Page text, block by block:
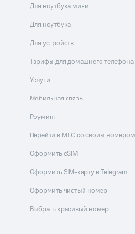
Для ноутбука мини
Для ноутбука
Для устройств
Тарифы для домашнего телефона
Услуги
Мобильная связь
Роуминг
Перейти в МТС со своим номером
Оформить eSIM
Оформить SIM-карту в Telegram
Оформить чистый номер
Выбрать красивый номер